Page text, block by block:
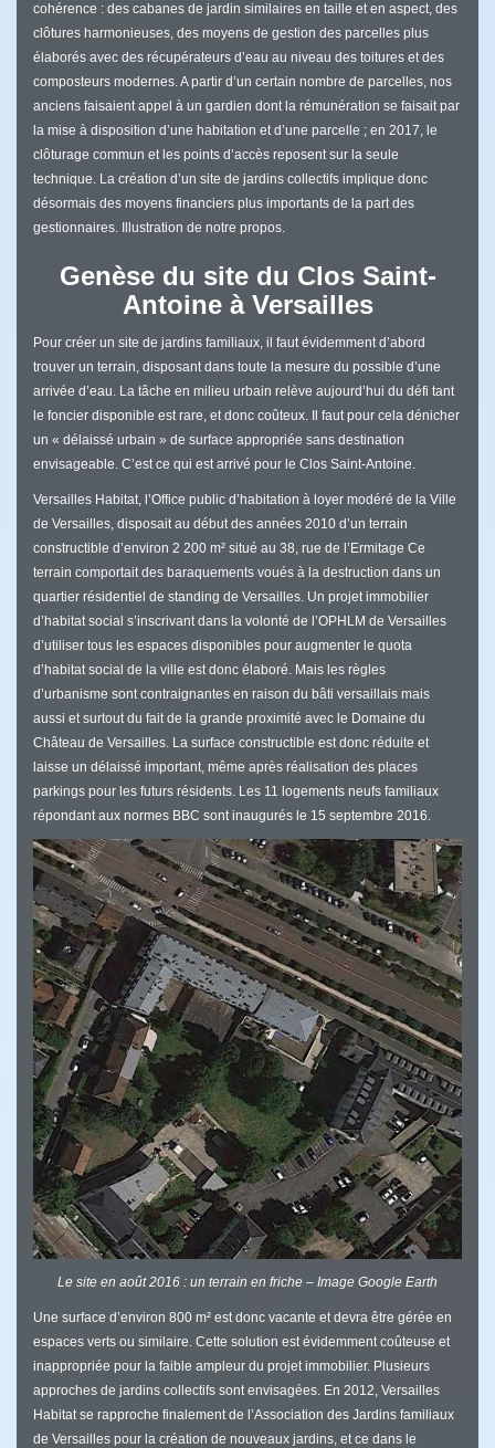
cohérence : des cabanes de jardin similaires en taille et en aspect, des
clôtures harmonieuses, des moyens de gestion des parcelles plus
élaborés avec des récupérateurs d’eau au niveau des toitures et des
composteurs modernes. A partir d’un certain nombre de parcelles, nos
anciens faisaient appel à un gardien dont la rémunération se faisait par
la mise à disposition d’une habitation et d’une parcelle ; en 2017, le
clôturage commun et les points d’accès reposent sur la seule
technique. La création d’un site de jardins collectifs implique donc
désormais des moyens financiers plus importants de la part des
gestionnaires. Illustration de notre propos.
Genèse du site du Clos Saint-
Antoine à Versailles
Pour créer un site de jardins familiaux, il faut évidemment d’abord
trouver un terrain, disposant dans toute la mesure du possible d’une
arrivée d’eau. La tâche en milieu urbain relève aujourd’hui du défi tant
le foncier disponible est rare, et donc coûteux. Il faut pour cela dénicher
un « délaissé urbain » de surface appropriée sans destination
envisageable. C’est ce qui est arrivé pour le Clos Saint-Antoine.
Versailles Habitat, l’Office public d’habitation à loyer modéré de la Ville
de Versailles, disposait au début des années 2010 d’un terrain
constructible d’environ 2 200 m² situé au 38, rue de l’Ermitage Ce
terrain comportait des baraquements voués à la destruction dans un
quartier résidentiel de standing de Versailles. Un projet immobilier
d’habitat social s’inscrivant dans la volonté de l’OPHLM de Versailles
d’utiliser tous les espaces disponibles pour augmenter le quota
d’habitat social de la ville est donc élaboré. Mais les règles
d’urbanisme sont contraignantes en raison du bâti versaillais mais
aussi et surtout du fait de la grande proximité avec le Domaine du
Château de Versailles. La surface constructible est donc réduite et
laisse un délaissé important, même après réalisation des places
parkings pour les futurs résidents. Les 11 logements neufs familiaux
répondant aux normes BBC sont inaugurés le 15 septembre 2016.
Le site en août 2016 : un terrain en friche – Image Google Earth
Une surface d’environ 800 m² est donc vacante et devra être gérée en
espaces verts ou similaire. Cette solution est évidemment coûteuse et
inappropriée pour la faible ampleur du projet immobilier. Plusieurs
approches de jardins collectifs sont envisagées. En 2012, Versailles
Habitat se rapproche finalement de l’Association des Jardins familiaux
de Versailles pour la création de nouveaux jardins, et ce dans le